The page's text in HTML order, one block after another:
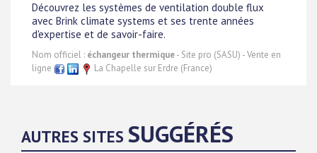
Découvrez les systèmes de ventilation double flux
avec Brink climate systems et ses trente années
d'expertise et de savoir-faire.
Nom officiel : échangeur thermique- Site pro (SASU) - Vente en
ligne
La Chapelle sur Erdre (France)
AUTRES SITES SUGGÉRÉS